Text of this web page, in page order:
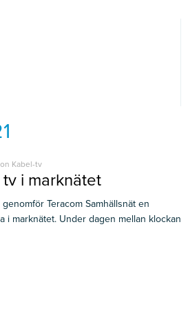
Kabel-tv
i marknätet
Teracom Samhällsnät en
i marknätet. Under dagen mellan klockan